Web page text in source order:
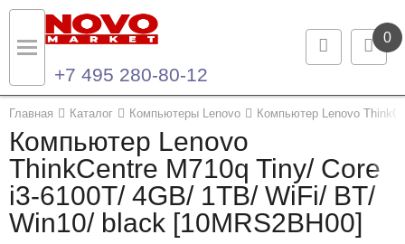
0
+7 495 280-80-12
Главная Каталог Компьютеры Lenovo Компьютер Lenovo
Компьютер Lenovo
ThinkCentre M710q Tiny/ Core
i3-6100T/ 4GB/ 1TB/ WiFi/ BT/
Win10/ black [10MRS2BH00]
Назад
Каталог продукции
Ноутбуки и ультрабуки
Компьютеры
Назад
Контакты
Контактная информация